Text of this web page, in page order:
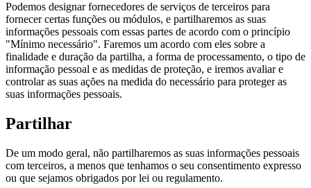
Podemos designar fornecedores de serviços de terceiros para
fornecer certas funções ou módulos, e partilharemos as suas
informações pessoais com essas partes de acordo com o princípio
"Mínimo necessário". Faremos um acordo com eles sobre a
finalidade e duração da partilha, a forma de processamento, o tipo de
informação pessoal e as medidas de proteção, e iremos avaliar e
controlar as suas ações na medida do necessário para proteger as
suas informações pessoais.
Partilhar
De um modo geral, não partilharemos as suas informações pessoais
com terceiros, a menos que tenhamos o seu consentimento expresso
ou que sejamos obrigados por lei ou regulamento.